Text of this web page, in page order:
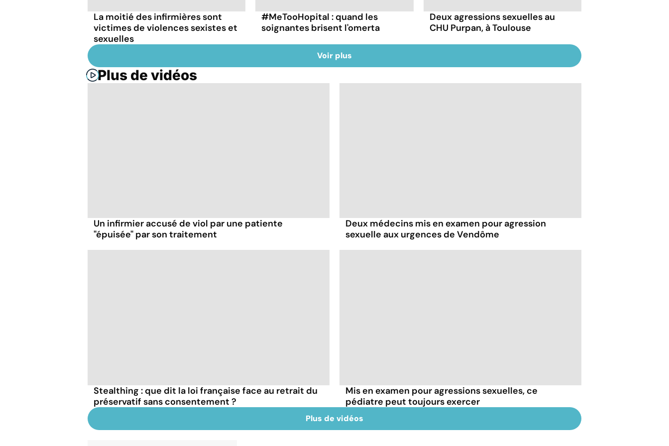
La moitié des infirmières sont
victimes de violences sexistes et
sexuelles
#MeTooHopital : quand les
soignantes brisent l'omerta
Deux agressions sexuelles au
CHU Purpan, à Toulouse
Voir plus
Plus de vidéos
Un infirmier accusé de viol par une patiente
"épuisée" par son traitement
Deux médecins mis en examen pour agression
sexuelle aux urgences de Vendôme
Stealthing : que dit la loi française face au retrait du
préservatif sans consentement ?
Mis en examen pour agressions sexuelles, ce
pédiatre peut toujours exercer
Plus de vidéos